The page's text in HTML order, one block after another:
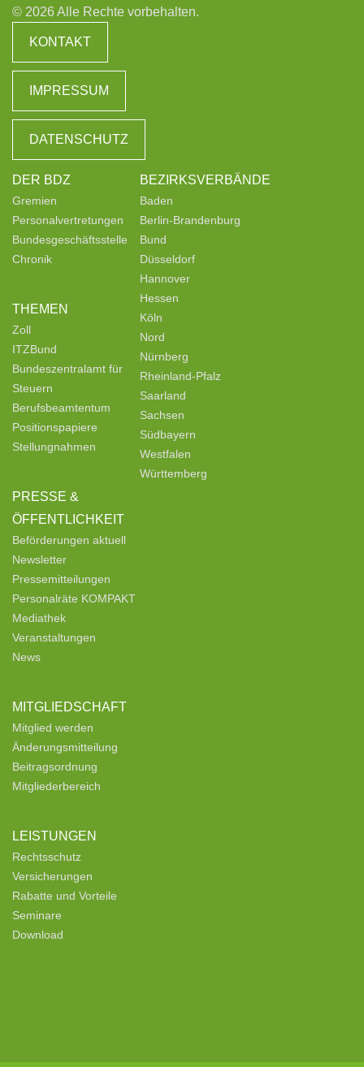
© 2026 Alle Rechte vorbehalten.
KONTAKT
IMPRESSUM
DATENSCHUTZ
DER BDZ
Gremien
Personalvertretungen
Bundesgeschäftsstelle
Chronik
THEMEN
Zoll
ITZBund
Bundeszentralamt für
Steuern
Berufsbeamtentum
Positionspapiere
Stellungnahmen
PRESSE &
ÖFFENTLICHKEIT
Beförderungen aktuell
Newsletter
Pressemitteilungen
Personalräte KOMPAKT
Mediathek
Veranstaltungen
News
MITGLIEDSCHAFT
Mitglied werden
Änderungsmitteilung
Beitragsordnung
Mitgliederbereich
LEISTUNGEN
Rechtsschutz
Versicherungen
Rabatte und Vorteile
Seminare
Download
BEZIRKSVERBÄNDE
Baden
Berlin-Brandenburg
Bund
Düsseldorf
Hannover
Hessen
Köln
Nord
Nürnberg
Rheinland-Pfalz
Saarland
Sachsen
Südbayern
Westfalen
Württemberg